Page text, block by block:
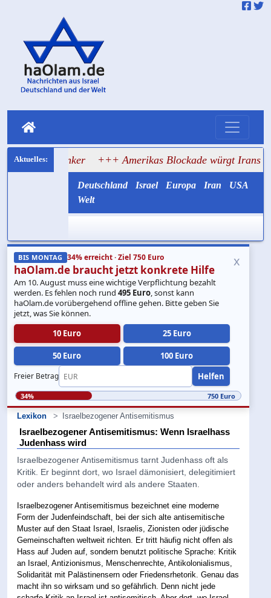
Tanker +++ Amerikas Blockade würgt Irans Ölexport
Deutschland Israel Europa Iran
USA
Welt
BIS MONTAG 34% erreicht · Ziel 750 Euro
haOlam.de braucht jetzt konkrete Hilfe
Am 10. August muss eine wichtige Verpflichtung bezahlt
werden. Es fehlen noch rund495 Euro, sonst kann
haOlam.de vorübergehend offline gehen. Bitte geben Sie
jetzt, was Sie können.
10 Euro
25 Euro
50 Euro 100 Euro
Freier Betrag Helfen
x
34% 750 Euro
Lexikon Israelbezogener Antisemitismus
Israelbezogener Antisemitismus: Wenn Israelhass
Judenhass wird
Israelbezogener Antisemitismus tarnt Judenhass oft als
Kritik. Er beginnt dort, wo Israel dämonisiert, delegitimiert
oder anders behandelt wird als andere Staaten.
Israelbezogener Antisemitismus bezeichnet eine moderne
Form der Judenfeindschaft, bei der sich alte antisemitische
Muster auf den Staat Israel, Israelis, Zionisten oder jüdische
Gemeinschaften weltweit richten. Er tritt häufig nicht offen als
Hass auf Juden auf, sondern benutzt politische Sprache: Kritik
an Israel, Antizionismus, Menschenrechte, Antikolonialismus,
Solidarität mit Palästinensern oder Friedensrhetorik. Genau das
macht ihn so wirksam und so gefährlich. Denn nicht jede